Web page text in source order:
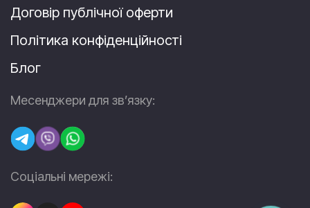
Договір публічної оферти
Політика конфіденційності
Блог
Месенджери для зв’язку:
Соціальні мережі: